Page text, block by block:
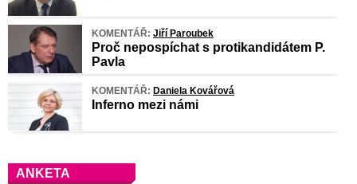
KOMENTÁŘ: Jiří Paroubek
Proč nepospíchat s protikandidátem P.
Pavla
KOMENTÁŘ: Daniela Kovářová
Inferno mezi námi
ANKETA